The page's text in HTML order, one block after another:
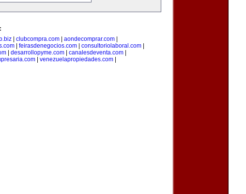
| clubcompra.com| aondecomprar.com|
| feirasdenegocios.com| consultoriolaboral.com|
| desarrollopyme.com| canalesdeventa.com|
venezuelapropiedades.com